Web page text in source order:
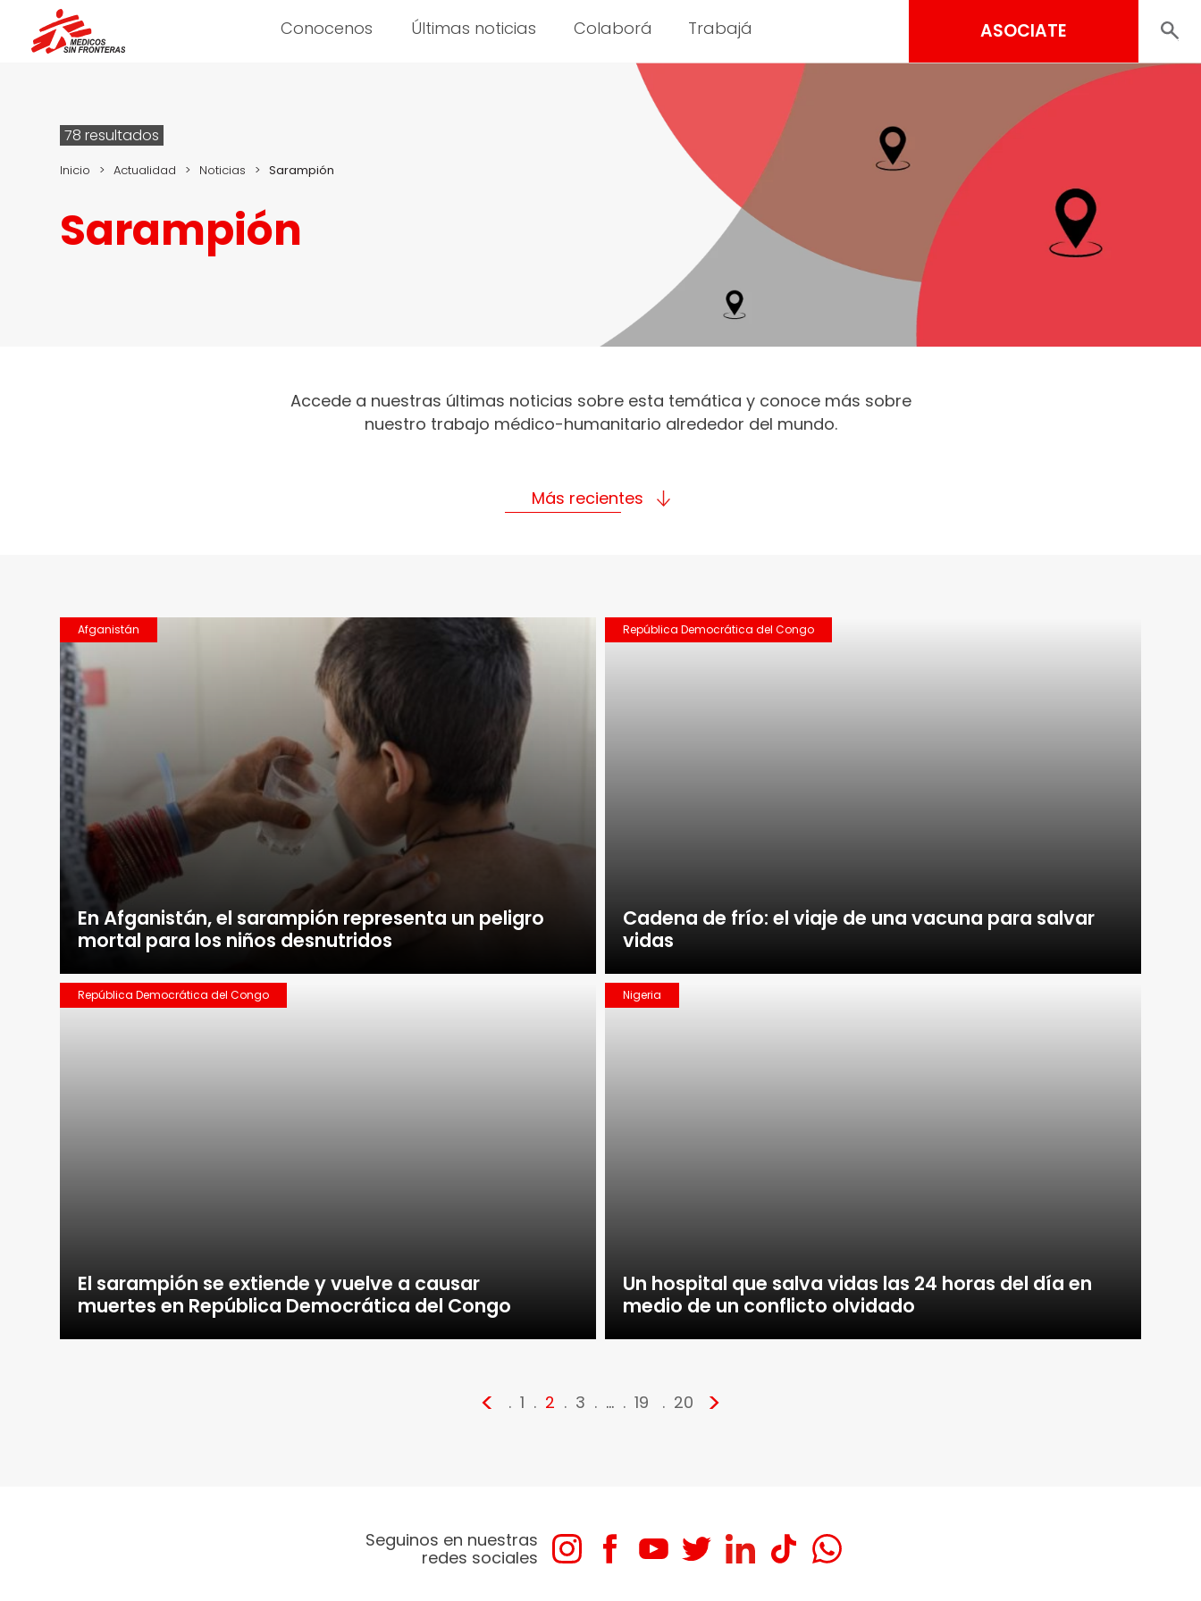
Conocenos Últimas noticias Colaborá Trabajá ASOCIATE
78 resultados
Inicio > Actualidad > Noticias > Sarampión
Sarampión
Accede a nuestras últimas noticias sobre esta temática y conoce más sobre
nuestro trabajo médico-humanitario alrededor del mundo.
Más recientes
Afganistán
En Afganistán, el sarampión representa un peligro
mortal para los niños desnutridos
República Democrática del Congo
Cadena de frío: el viaje de una vacuna para salvar
vidas
República Democrática del Congo
El sarampión se extiende y vuelve a causar
muertes en República Democrática del Congo
Nigeria
Un hospital que salva vidas las 24 horas del día en
medio de un conflicto olvidado
< 1 2 3 … 19 20 >
Seguinos en nuestras
redes sociales